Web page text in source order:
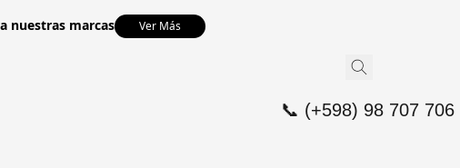
nuestras marcas Ver Más
📞 (+598) 98 707 706